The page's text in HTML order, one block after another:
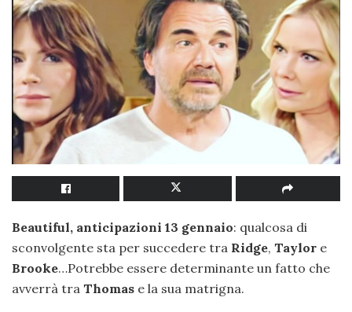
Beautiful, anticipazioni 13 gennaio: qualcosa di
sconvolgente sta per succedere tra Ridge, Taylor e
Brooke…Potrebbe essere determinante un fatto che
avverrà tra Thomas e la sua matrigna.